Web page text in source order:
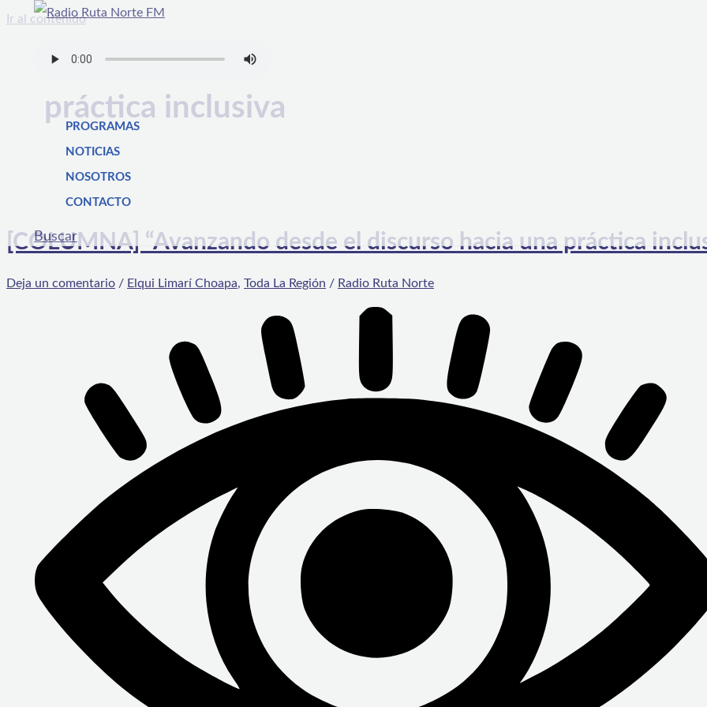
Ir al contenido
PROGRAMAS
NOTICIAS
NOSOTROS
CONTACTO
Buscar
práctica inclusiva
[COLUMNA] “Avanzando desde el discurso hacia una práctica
Deja un comentario / Elqui Limarí Choapa, Toda La Región / Radio Ruta Norte